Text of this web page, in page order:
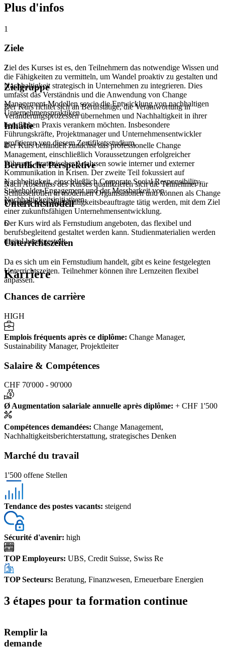
Plus d'infos
1
Ziele
Ziel des Kurses ist es, den Teilnehmern das notwendige Wissen und
die Fähigkeiten zu vermitteln, um Wandel proaktiv zu gestalten und
Nachhaltigkeit strategisch in Unternehmen zu integrieren. Dies
umfasst das Verständnis und die Anwendung von Change
Management-Modellen sowie die Entwicklung von nachhaltigen
Unternehmenspraktiken.
2
Zielgruppe
Der Kurs richtet sich an Berufstätige, die Verantwortung in
Veränderungsprozessen übernehmen und Nachhaltigkeit in ihrer
beruflichen Praxis verankern möchten. Insbesondere
Führungskräfte, Projektmanager und Unternehmensentwickler
profitieren von diesem Zertifikatsstudium.
3
Inhalte
Der Kurs behandelt zunächst das professionelle Change
Management, einschließlich Voraussetzungen erfolgreicher
Führung, strategischer Analysen sowie interner und externer
Kommunikation in Krisen. Der zweite Teil fokussiert auf
Nachhaltigkeit, einschließlich Corporate Social Responsibility,
Stakeholder-Engagement und der Messbarkeit von
Nachhaltigkeitsinitiativen.
4
Berufliche Perspektive
Nach Abschluss des Kurses qualifizieren sich die Teilnehmer für
Schlüsselrollen in modernen Organisationen und können als Change
Manager oder Nachhaltigkeitsbeauftragte tätig werden, mit dem Ziel
einer zukunftsfähigen Unternehmensentwicklung.
5
Unterichtsmodell
Der Kurs wird als Fernstudium angeboten, das flexibel und
berufsbegleitend gestaltet werden kann. Studienmaterialien werden
digital bereitgestellt.
6
Unterrichtszeiten
Da es sich um ein Fernstudium handelt, gibt es keine festgelegten
Unterrichtszeiten. Teilnehmer können ihre Lernzeiten flexibel
anpassen.
Karriere
Chances de carrière
HIGH
Emplois fréquents après ce diplôme: Change Manager,
Sustainability Manager, Projektleiter
Salaire & Compétences
CHF 70'000 - 90'000
Ø Augmentation salariale annuelle après diplôme: + CHF 1'500
Compétences demandées: Change Management,
Nachhaltigkeitsberichterstattung, strategisches Denken
Marché du travail
1'500 offene Stellen
Tendance des postes vacants: steigend
Sécurité d'avenir: high
TOP Employeurs: UBS, Credit Suisse, Swiss Re
TOP Secteurs: Beratung, Finanzwesen, Erneuerbare Energien
3 étapes pour ta formation continue
Remplir la
demande